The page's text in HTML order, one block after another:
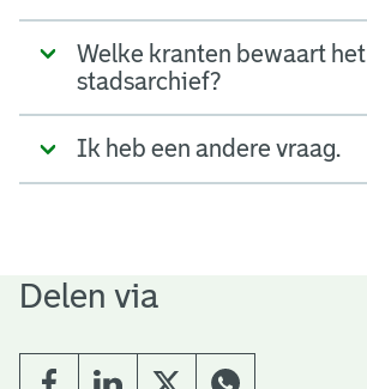
Welke kranten bewaart het
stadsarchief?
Ik heb een andere vraag.
Delen via